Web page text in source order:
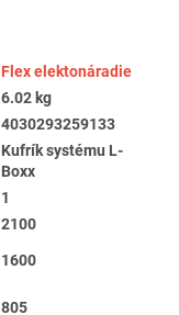
Flex elektonáradie
6.02 kg
4030293259133
Kufrík systému L-
Boxx
1
2100
1600
805